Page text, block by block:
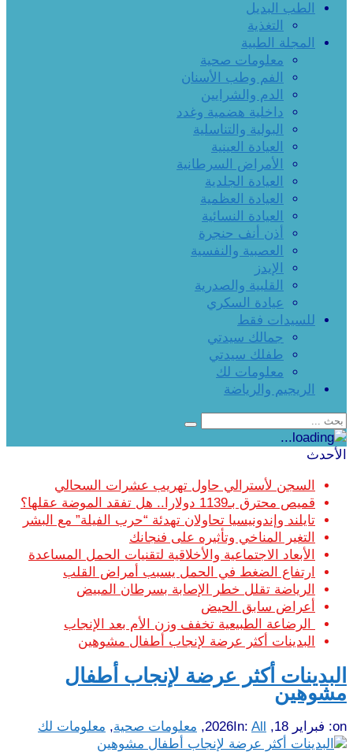
الطب البديل
التغذية
المجلة الطبية
معلومات صحية
الفم وطب الأسنان
الدم والشرايين
داخلية هضمية وغدد
البولية والتناسلية
العيادة العينية
الأمراض السرطانية
العيادة الجلدية
العيادة العظمية
العيادة النسائية
أذن أنف حنجرة
العصبية والنفسية
الإيدز
القلبية والصدرية
عيادة السكري
للسيدات فقط
جمالك سيدتي
طفلك سيدتي
معلومات لك
الريجيم والرياضة
الأحدث
السجن لأسترالي حاول تهريب عشرات السحالي
قميص محترق بـ1139 دولارا.. هل تفقد الموضة عقلها؟
تايلند وإندونيسيا تحاولان تهدئة “حرب الفيلة” مع البشر
التغير المناخي وتأثيره على فنجانك
الأبعاد الاجتماعية والأخلاقية لتقنيات الحمل المساعدة
ارتفاع الضغط في الحمل يسبب أمراض القلب
الرياضة تقلل خطر الإصابة بسرطان المبيض
أعراض سابق الحيض
الرضاعة الطبيعية تخفف وزن الأم بعد الإنجاب
البدينات أكثر عرضة لإنجاب أطفال مشوهين
البدينات أكثر عرضة لإنجاب أطفال
مشوهين
on: فبراير 18, 2026 In: All
, معلومات صحية, معلومات لك